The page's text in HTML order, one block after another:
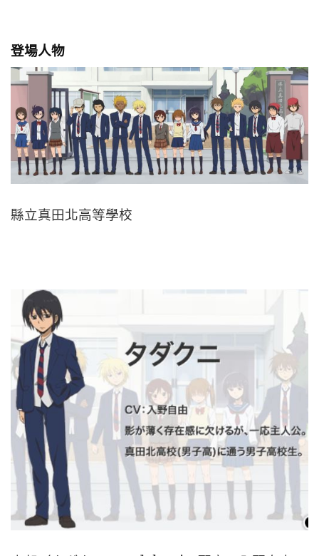
登場人物
縣立真田北高等學校